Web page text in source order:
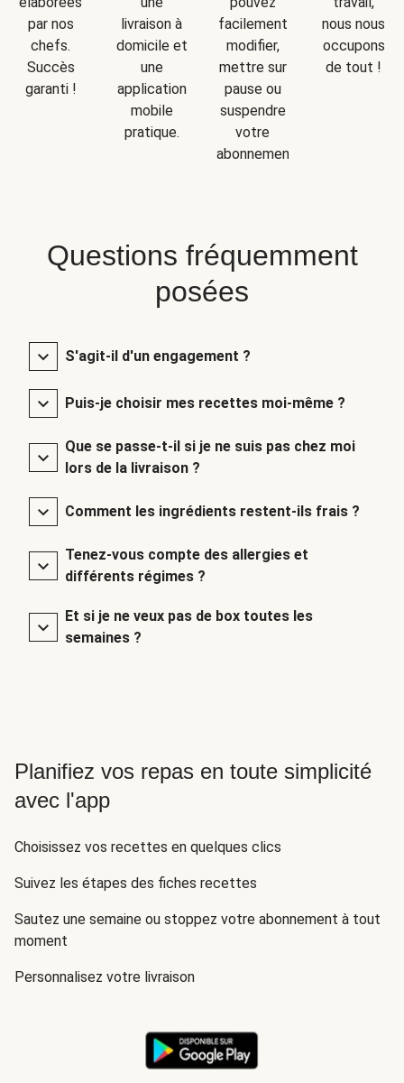
par nos
chefs.
Succès
garanti !
livraison à
domicile et
une
application
mobile
pratique.
facilement
modifier,
mettre sur
pause ou
suspendre
votre
abonnement.
nous nous
occupons
de tout !
Questions fréquemment
posées
S'agit-il d'un engagement ?
Puis-je choisir mes recettes moi-même ?
Que se passe-t-il si je ne suis pas chez moi
lors de la livraison ?
Comment les ingrédients restent-ils frais ?
Tenez-vous compte des allergies et
différents régimes ?
Et si je ne veux pas de box toutes les
semaines ?
Planifiez vos repas en toute simplicité
avec l'app
Choisissez vos recettes en quelques clics
Suivez les étapes des fiches recettes
Sautez une semaine ou stoppez votre abonnement à tout
moment
Personnalisez votre livraison